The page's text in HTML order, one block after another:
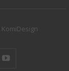
KomiDesign